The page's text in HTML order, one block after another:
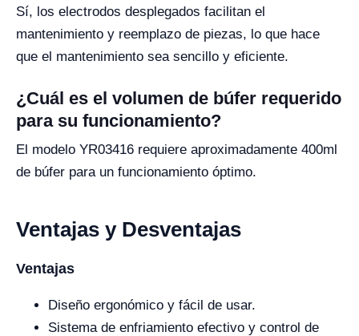
Sí, los electrodos desplegados facilitan el
mantenimiento y reemplazo de piezas, lo que hace
que el mantenimiento sea sencillo y eficiente.
¿Cuál es el volumen de búfer requerido
para su funcionamiento?
El modelo YR03416 requiere aproximadamente 400ml
de búfer para un funcionamiento óptimo.
Ventajas y Desventajas
Ventajas
Diseño ergonómico y fácil de usar.
Sistema de enfriamiento efectivo y control de